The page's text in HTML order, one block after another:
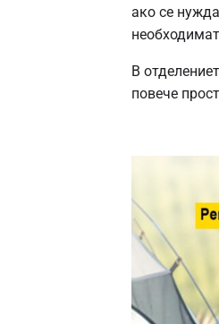
ако се
В
повече